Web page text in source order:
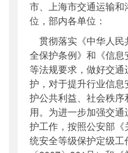
机构分类：科技司
主题分类：安全质量
公文类型
： 部办公厅
市、上海市交通运输
位，部内各单位：
贯彻落实《中华人民
全保护条例》和《信息
等法规要求，做好交
护，对于提升行业信
护公共利益、社会秩
用。为进一步加强交
护工作，按照公安部
统安全等级保护定级